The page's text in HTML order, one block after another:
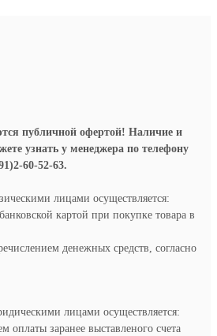
публичной офертой! Наличие и
узнать у менеджера по телефону
60-52-63.
лицами осуществляется:
картой при покупке товара в
денежных средств, согласно
лицами осуществляется:
заранее выставленого счета